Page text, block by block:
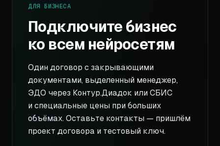
ДЛЯ БИЗНЕСА
Подключите бизнес
ко всем нейросетям
Один договор с закрывающими
документами, выделенный менеджер,
ЭДО через Контур.Диадок или СБИС
и специальные цены при больших
объёмах. Оставьте контакты — пришлём
проект договора и тестовый ключ.